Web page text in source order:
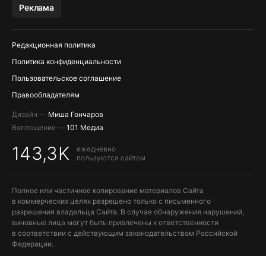
Реклама
Редакционная политика
Политика конфиденциальности
Пользовательское соглашение
Правообладателям
Дизайн — Миша Гончаров
Воплощение — 101 Медиа
143,3K
ежедневно
пользуются сайтом
Полное или частичное копирование материалов Сайта
в коммерческих целях разрешено только с письменного
разрешения владельца Сайта. В случае обнаружения нарушений,
виновные лица могут быть привлечены к ответственности
в соответствии с действующим законодательством Российской
Федерации.